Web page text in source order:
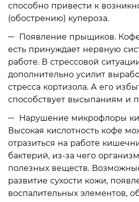
способно привести к
(обострению) купероза.
Появление прыщиков.
есть принуждает нервную
работе. В стрессовой
дополнительно усилит
стресса кортизола. А его
способствует высыпаниям и
Нарушение микрофлоры
Высокая кислотность кофе
отразиться на работе
бактерий, из-за чего
полезных веществ.
развитие сухости кожи,
воспалительных элементов,